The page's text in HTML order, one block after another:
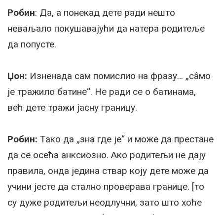
Робин: Да, а понекад дете ради нешто
неваљало покушавајући да натера родитеље
да попусте.
Џон: Изненада сам помислио на фразу… „сâмо
је тражило батине“. Не ради се о батинама,
већ дете тражи јасну границу.
Робин: Тако да „зна где је“ и може да престане
да се осећа анксиозно. Ако родитељи не дају
правила, онда једина ствар коју дете може да
учини јесте да стално проверава границе. [то
су дуже родитељи неодлучни, зато што хоће